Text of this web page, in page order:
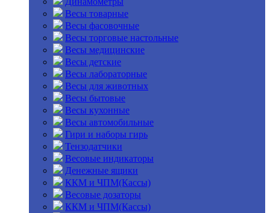
Весы товарные
Весы фасовочные
Весы торговые настольные
Весы медицинские
Весы детские
Весы лабораторные
Весы для животных
Весы бытовые
Весы кухонные
Весы автомобильные
Гири и наборы гирь
Тензодатчики
Весовые индикаторы
Денежные ящики
ККМ и ЧПМ(Кассы)
Весовые дозаторы
ККМ и ЧПМ(Кассы)